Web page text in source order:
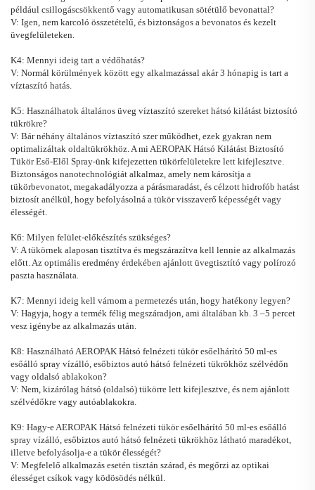
például csillogáscsökkentő vagy automatikusan sötétülő bevonattal?
V: Igen, nem karcoló összetételű, és biztonságos a bevonatos és kezelt
üvegfelületeken.
K4: Mennyi ideig tart a védőhatás?
V: Normál körülmények között egy alkalmazással akár 3 hónapig is tart a
víztaszító hatás.
K5: Használhatok általános üveg víztaszító szereket hátsó kilátást biztosító
tükrökre?
V: Bár néhány általános víztaszító szer működhet, ezek gyakran nem
optimalizáltak oldaltükrökhöz. A mi AEROPAK Hátsó Kilátást Biztosító
Tükör Eső-Elől Spray-ünk kifejezetten tükörfelületekre lett kifejlesztve.
Biztonságos nanotechnológiát alkalmaz, amely nem károsítja a
tükörbevonatot, megakadályozza a párásmaradást, és célzott hidrofób hatást
biztosít anélkül, hogy befolyásolná a tükör visszaverő képességét vagy
élességét.
K6: Milyen felület-előkészítés szükséges?
V: A tükörnek alaposan tisztítva és megszárazítva kell lennie az alkalmazás
előtt. Az optimális eredmény érdekében ajánlott üvegtisztító vagy polírozó
paszta használata.
K7: Mennyi ideig kell várnom a permetezés után, hogy hatékony legyen?
V: Hagyja, hogy a termék félig megszáradjon, ami általában kb. 3 –5 percet
vesz igénybe az alkalmazás után.
K8: Használható AEROPAK Hátsó felnézeti tükör esőelhárító 50 ml-es
esőálló spray vízálló, esőbiztos autó hátsó felnézeti tükrökhöz szélvédőn
vagy oldalsó ablakokon?
V: Nem, kizárólag hátsó (oldalsó) tükörre lett kifejlesztve, és nem ajánlott
szélvédőkre vagy autóablakokra.
K9: Hagy-eAEROPAK Hátsó felnézeti tükör esőelhárító 50 ml-es esőálló
spray vízálló, esőbiztos autó hátsó felnézeti tükrökhöz látható maradékot,
illetve befolyásolja-e a tükör élességét?
V: Megfelelő alkalmazás esetén tisztán szárad, és megőrzi az optikai
élességet csíkok vagy ködösödés nélkül.